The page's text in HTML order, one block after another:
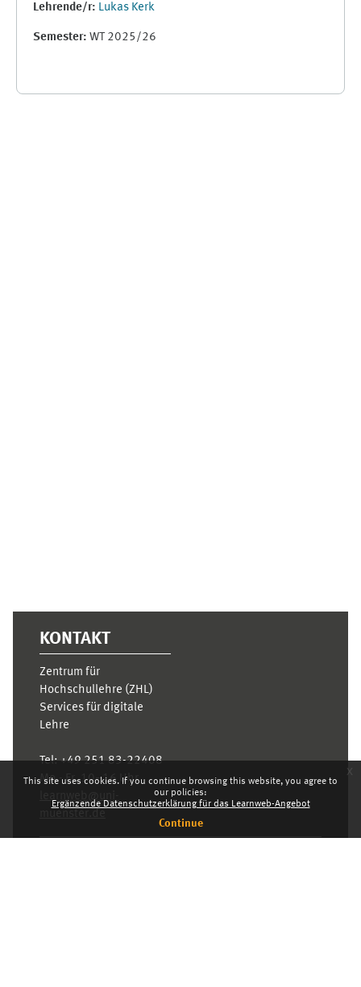
This site uses cookies. If you continue browsing this website, you agree to
our policies:
Ergänzende Datenschutzerklärung für das Learnweb-Angebot
Continue
x
Lehrende/r: Lukas Kerk
Semester: WT 2025/26
KONTAKT
Zentrum für
Hochschullehre (ZHL)
Services für digitale
Lehre
Tel:+49 251 83-22408
Mo.- Fr. 10–16 Uhr
learnweb@uni-